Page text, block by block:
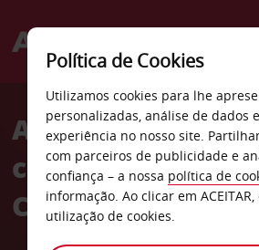
Welcome
AvisAluguer de
carros Escritório
Colónia
Política de Cookies
Utilizamos cookies para lhe
personalizadas, análise de dados
experiência no nosso site.
com parceiros de publicidade e
confiança – a nossa política de
informação. Ao clicar em
utilização de cookies.